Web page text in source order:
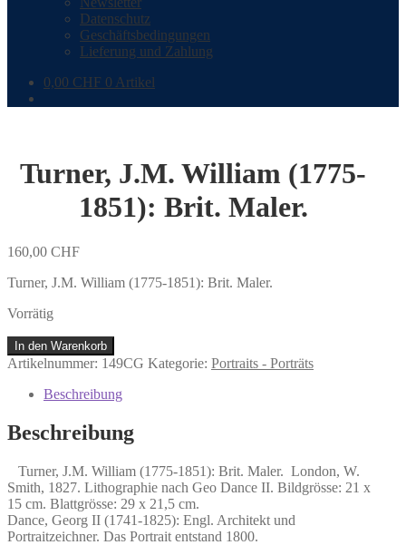
Datenschutz
Geschäftsbedingungen
Lieferung und Zahlung
0,00 CHF 0 Artikel
Turner, J.M. William (1775-
1851): Brit. Maler.
160,00 CHF
Turner, J.M. William (1775-1851): Brit. Maler.
Vorrätig
Turner,
J.M.
(1775-
Brit.
Maler.
In den Warenkorb
Artikelnummer: 149CG Kategorie: Portraits - Porträts
Beschreibung
Beschreibung
Turner, J.M. William (1775-1851): Brit. Maler. London, W.
Smith, 1827. Lithographie nach Geo Dance II. Bildgrösse: 21 x
15 cm. Blattgrösse: 29 x 21,5 cm.
Dance, Georg II (1741-1825): Engl. Architekt und
Portraitzeichner. Das Portrait entstand 1800.